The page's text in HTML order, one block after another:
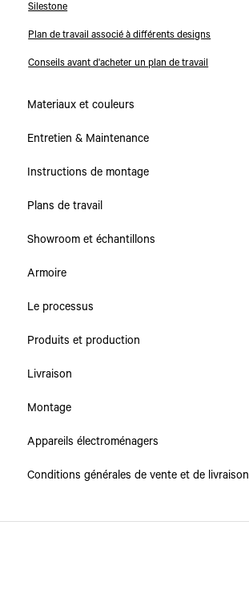
Silestone
Plan de travail associé à différents designs
Conseils avant d'acheter un plan de travail
Materiaux et couleurs
Entretien & Maintenance
Collections
Plans de travail
Caissons & Tiroirs
Instructions de montage
Plans de travail
Showroom et échantillons
Armoire
Le processus
Produits et production
Livraison
Montage
Appareils électroménagers
Conditions générales de vente et de livraison